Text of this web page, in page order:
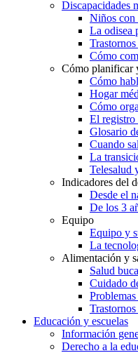
Discapacidades
Niños con
La odisea
Cómo
Cómo planificar
Cómo
Hogar
Cómo
El registro
Glosario
Cuando
La
Telesalud
Indicadores del
Desde el
De los 3
Equipo
Equipo y
La
Alimentación y
Salud
Cuidado
Educación y escuelas
Información
Derecho a la